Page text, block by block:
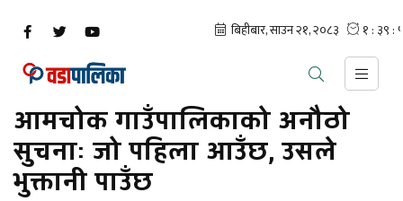
आमचोक गाउँपालिकाको अनौठो
सुचनाः जो पहिला आउँछ, उसले
भुक्तानी पाउँछ